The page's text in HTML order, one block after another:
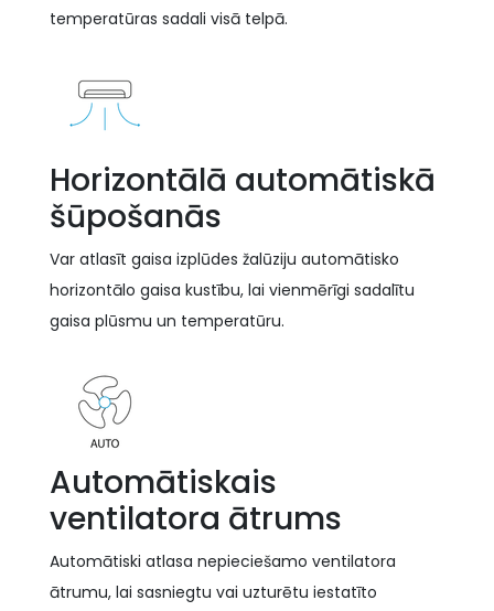
temperatūras sadali visā telpā.
Horizontālā automātiskā
šūpošanās
Var atlasīt gaisa izplūdes žalūziju automātisko
horizontālo gaisa kustību, lai vienmērīgi sadalītu
gaisa plūsmu un temperatūru.
Automātiskais
ventilatora ātrums
Automātiski atlasa nepieciešamo ventilatora
ātrumu, lai sasniegtu vai uzturētu iestatīto